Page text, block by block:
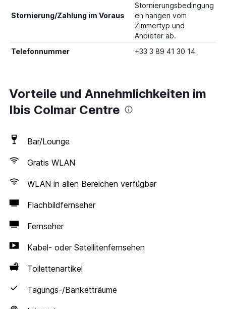
Stornierung/Zahlung im Voraus
Stornierungsbedingung
en hängen vom
Zimmertyp und
Anbieter ab.
Telefonnummer
+33 3 89 41 30 14
Vorteile und Annehmlichkeiten im
Ibis Colmar Centre
Bar/Lounge
Gratis WLAN
WLAN in allen Bereichen verfügbar
Flachbildfernseher
Fernseher
Kabel- oder Satellitenfernsehen
Toilettenartikel
Tagungs-/Banketträume